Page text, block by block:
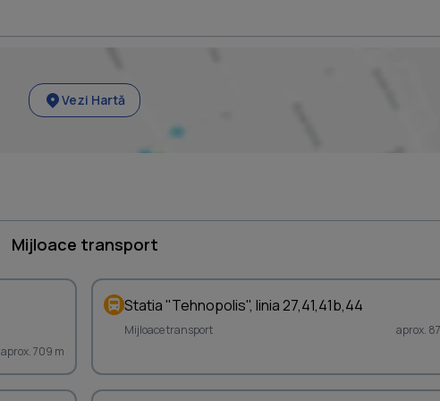
Vezi Hartă
Mijloace transport
aprox. 709 m
Statia "Tehnopolis", linia 27,41,41b,44
Mijloace transport aprox.